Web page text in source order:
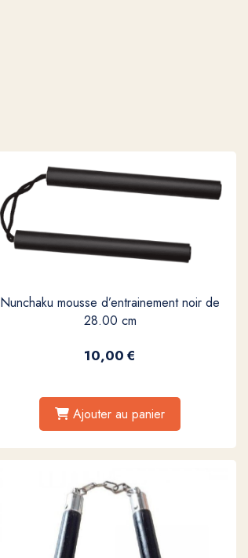
Nunchaku mousse d’entrainement noir de
28.00 cm
10,00€
Ajouter au panier